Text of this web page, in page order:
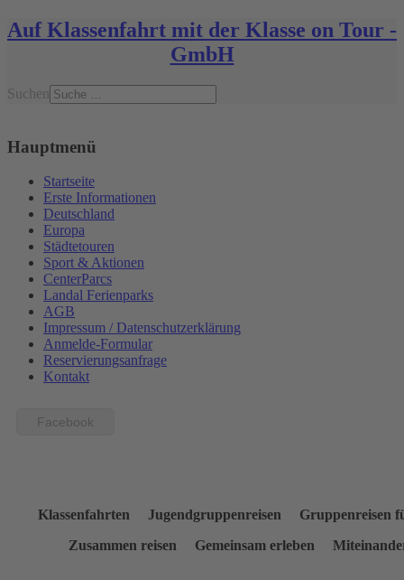
Auf Klassenfahrt mit der Klasse on Tour -
GmbH
Suchen
Hauptmenü
Startseite
Erste Informationen
Deutschland
Europa
Städtetouren
Sport & Aktionen
CenterParcs
Landal Ferienparks
AGB
Impressum / Datenschutzerklärung
Anmelde-Formular
Reservierungsanfrage
Kontakt
Facebook
Klassenfahrten Jugendgruppenreisen Gruppenreisen
Zusammen reisen Gemeinsam erleben